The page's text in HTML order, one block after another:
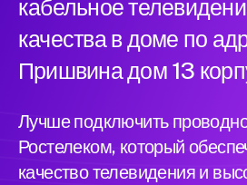
кабельное
качества в доме по
Пришвина дом 13
Лучше подключить
Ростелеком, который
качество телевидения и